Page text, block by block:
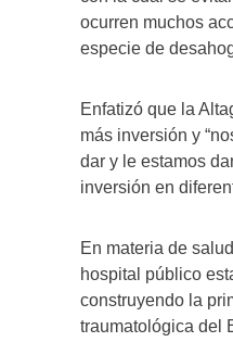
ocurren muchos
especie de
Enfatizó que la
más inversión y
dar y le estamos
inversión en
En materia de
hospital público
construyendo la
traumatológica del